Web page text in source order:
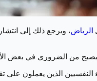
الرياض، ويرجع ذلك إلى
ويصبح من الضروري في بعض
النفسيين الذين يعملون